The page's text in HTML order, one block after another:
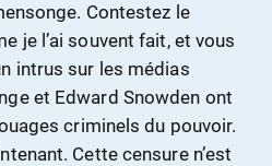
Contestez le
je l’ai souvent fait, et vous
intrus sur les médias
et Edward Snowden ont
criminels du pouvoir.
Cette censure n’est